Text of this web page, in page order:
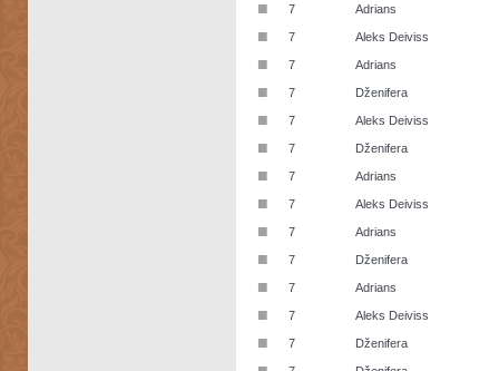
■ 7 Adrians
■ 7 Aleks Deiviss
■ 7 Adrians
■ 7 Dženifera
■ 7 Aleks Deiviss
■ 7 Dženifera
■ 7 Adrians
■ 7 Aleks Deiviss
■ 7 Adrians
■ 7 Dženifera
■ 7 Adrians
■ 7 Aleks Deiviss
■ 7 Dženifera